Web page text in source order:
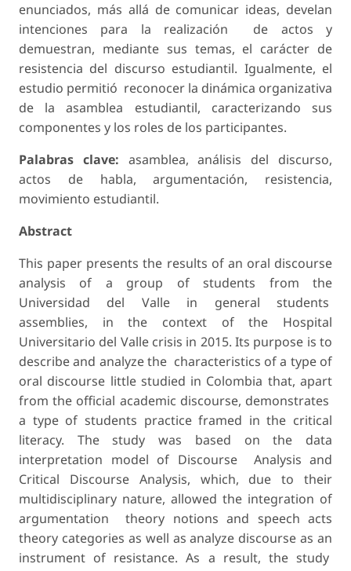
enunciados, más allá de comunicar ideas, develan
intenciones para la realización de actos y
demuestran, mediante sus temas, el carácter de
resistencia del discurso estudiantil. Igualmente, el
estudio permitió reconocer la dinámica organizativa
de la asamblea estudiantil, caracterizando sus
componentes y los roles de los participantes.
Palabras clave: asamblea, análisis del discurso,
actos de habla, argumentación, resistencia,
movimiento estudiantil.
Abstract
This paper presents the results of an oral discourse
analysis of a group of students from the
Universidad del Valle in general students
assemblies, in the context of the Hospital
Universitario del Valle crisis in 2015. Its purpose is to
describe and analyze the characteristics of a type of
oral discourse little studied in Colombia that, apart
from the official academic discourse, demonstrates
a type of students practice framed in the critical
literacy. The study was based on the data
interpretation model of Discourse Analysis and
Critical Discourse Analysis, which, due to their
multidisciplinary nature, allowed the integration of
argumentation theory notions and speech acts
theory categories as well as analyze discourse as an
instrument of resistance. As a result, the study